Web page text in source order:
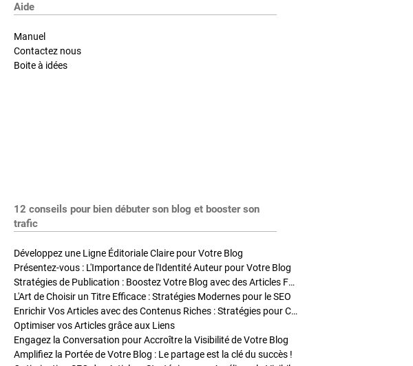
Aide
Manuel
Contactez nous
Boite à idées
12 conseils pour bien débuter son blog et booster son
trafic
Développez une Ligne Éditoriale Claire pour Votre Blog
Présentez-vous : L'Importance de l'Identité Auteur pour Votre Blog
Stratégies de Publication : Boostez Votre Blog avec des Articles Fréquents et Exclusifs
L'Art de Choisir un Titre Efficace : Stratégies Modernes pour le SEO
Enrichir Vos Articles avec des Contenus Riches : Stratégies pour Captiver et Optimiser
Optimiser vos Articles grâce aux Liens
Engagez la Conversation pour Accroître la Visibilité de Votre Blog
Amplifiez la Portée de Votre Blog : Le partage est la clé du succès !